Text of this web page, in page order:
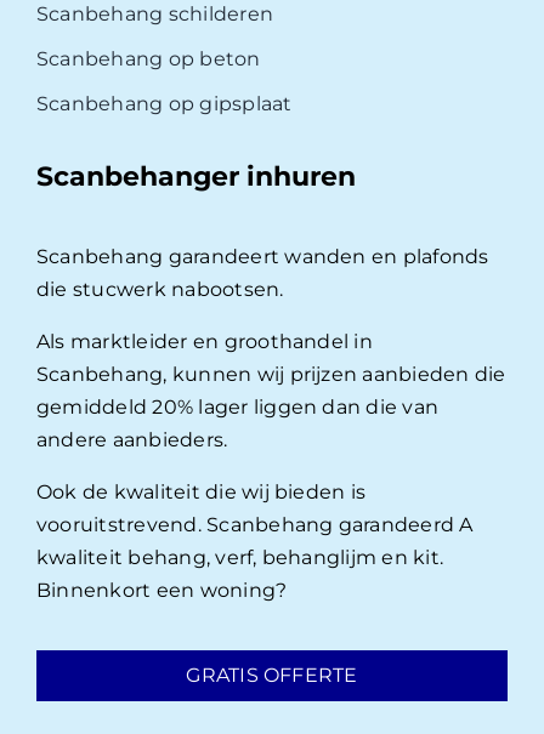
Scanbehang schilderen
Scanbehang op beton
Scanbehang op gipsplaat
Scanbehanger inhuren
Scanbehang garandeert wanden en plafonds
die stucwerk nabootsen.
Als marktleider en groothandel in
Scanbehang, kunnen wij prijzen aanbieden die
gemiddeld 20% lager liggen dan die van
andere aanbieders.
Ook de kwaliteit die wij bieden is
vooruitstrevend. Scanbehang garandeerd A
kwaliteit behang, verf, behanglijm en kit.
Binnenkort een woning?
GRATIS OFFERTE